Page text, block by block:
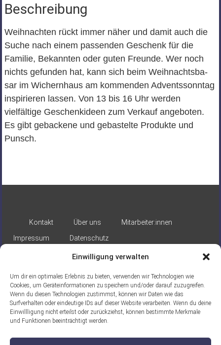
Einwilligung verwalten
Um dir ein optimales Erlebnis zu bieten, verwenden wir Technologien wie
Cookies, um Geräteinformationen zu speichern und/oder darauf zuzugreifen.
Wenn du diesen Technologien zustimmst, können wir Daten wie das
Surfverhalten oder eindeutige IDs auf dieser Website verarbeiten. Wenn du deine
Einwillligung nicht erteilst oder zurückziehst, können bestimmte Merkmale
und Funktionen beeinträchtigt werden.
Beschreibung
Weihnachten rückt immer näher und damit auch die
Suche nach einem passenden Geschenk für die
Familie, Bekannten oder guten Freunde. Wer noch
nichts gefunden hat, kann sich beim Weihnachtsba-
sar im Wichernhaus am kommenden Adventssonntag
inspirieren lassen. Von 13 bis 16 Uhr werden
vielfältige Geschenkideen zum Verkauf angeboten.
Es gibt gebackene und gebastelte Produkte und
Punsch.
Kontakt Über uns
Mitarbeiter:innen
Impressum
Datenschutz
Gefördert durch: